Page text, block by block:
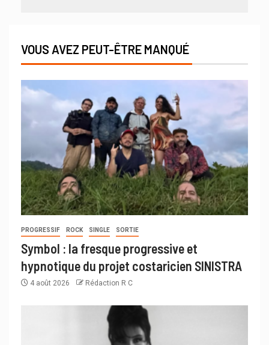
VOUS AVEZ PEUT-ÊTRE MANQUÉ
PROGRESSIF ROCK SINGLE SORTIE
Symbol : la fresque progressive et
hypnotique du projet costaricien SINISTRA
4 août 2026 Rédaction R C